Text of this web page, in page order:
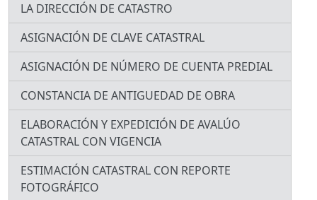
LA DIRECCIÓN DE CATASTRO
ASIGNACIÓN DE CLAVE CATASTRAL
ASIGNACIÓN DE NÚMERO DE CUENTA PREDIAL
CONSTANCIA DE ANTIGUEDAD DE OBRA
ELABORACIÓN Y EXPEDICIÓN DE AVALÚO
CATASTRAL CON VIGENCIA
ESTIMACIÓN CATASTRAL CON REPORTE
FOTOGRÁFICO